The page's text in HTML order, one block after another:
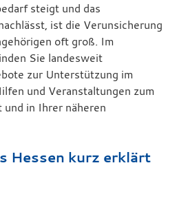
steigt und das
ist die Verunsicherung
oft groß. Im
Sie landesweit
zur Unterstützung im
und Veranstaltungen zum
in Ihrer näheren
Hessen kurz erklärt